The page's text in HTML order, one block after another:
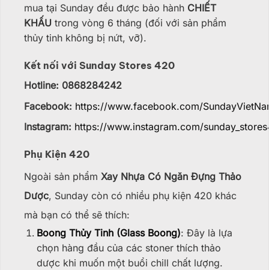
mua tại Sunday đều được bảo hành CHIẾT
KHẤU trong vòng 6 tháng (đối với sản phẩm
thủy tinh không bị nứt, vỡ).
Kết nối với Sunday Stores 420
Hotline: 0868284242
Facebook: https://www.facebook.com/
Instagram: https://www.instagram.com/
Phụ Kiện 420
Ngoài sản phẩm Xay Nhựa Có Ngăn Đựng Thảo
Dược, Sunday còn có nhiều phụ kiện 420 khác
mà bạn có thể sẽ thích:
Boong Thủy Tinh (Glass Boong): Đây là lựa
chọn hàng đầu của các stoner thích thảo
dược khi muốn một buổi chill chất lượng.